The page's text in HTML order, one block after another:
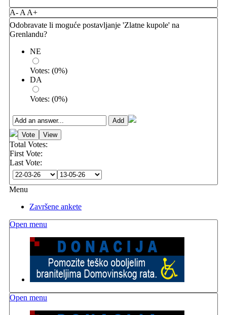
A- A A+
Odobravate li moguće postavljanje 'Zlatne kupole' na
Grenlandu?
NE
Votes: (0%)
DA
Votes: (0%)
Total Votes:
First Vote:
Last Vote:
Menu
Završene ankete
Open menu
Open menu